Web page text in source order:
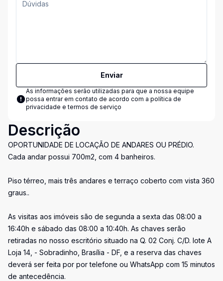
Enviar
As informações serão utilizadas para que a nossa equipe
possa entrar em contato de acordo com a política de
privacidade e termos de serviço
Descrição
OPORTUNIDADE DE LOCAÇÃO DE ANDARES OU PRÉDIO.
Cada andar possui 700m2, com 4 banheiros.
Piso térreo, mais três andares e terraço coberto com vista 360
graus..
As visitas aos imóveis são de segunda a sexta das 08:00 a
16:40h e sábado das 08:00 a 10:40h. As chaves serão
retiradas no nosso escritório situado na Q. 02 Conj. C/D. lote A
Loja 14, - Sobradinho, Brasília - DF, e a reserva das chaves
deverá ser feita por por telefone ou WhatsApp com 15 minutos
de antecedência.